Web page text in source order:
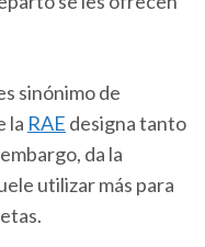
sinónimo de
la RAE designa tanto
da la
utilizar más para